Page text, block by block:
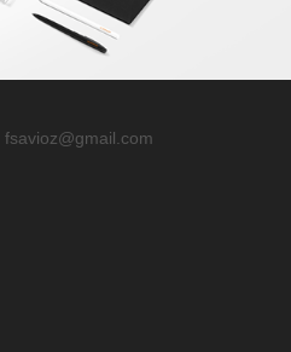
fsavioz@gmail.com